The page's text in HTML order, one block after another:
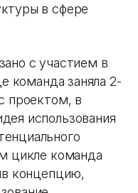
в сфере
с участием в
команда заняла 2-
проектом, в
использования
цикле команда
концепцию,